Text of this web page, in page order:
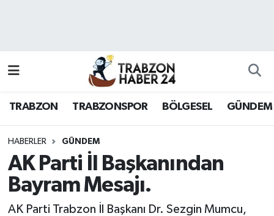
TRABZON TRABZONSPOR BÖLGESEL GÜNDEM
HABERLER GÜNDEM
AK Parti İl Başkanından
Bayram Mesajı.
AK Parti Trabzon İl Başkanı Dr. Sezgin Mumcu,
Hava Durumu
Namaz Vakitleri
Trafik Durumu
Süper Lig Puan Durumu ve Fikstür
Tüm Manşetler